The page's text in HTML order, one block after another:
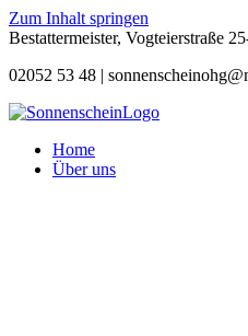
Zum Inhalt springen
Bestattermeister, Vogteierstraße
02052 53 48 |
Home
Über uns